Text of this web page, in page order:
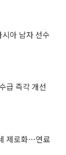
아 남자 선수
급 즉각 개선
제로화…연료